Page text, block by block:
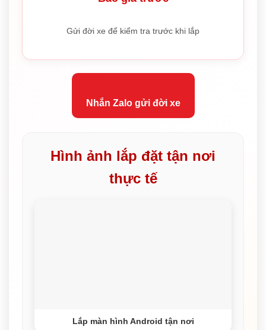
Gửi đời xe để kiểm tra trước khi lắp
Nhắn Zalo gửi đời xe
Hình ảnh lắp đặt tận nơi
thực tế
Lắp màn hình Android tận nơi